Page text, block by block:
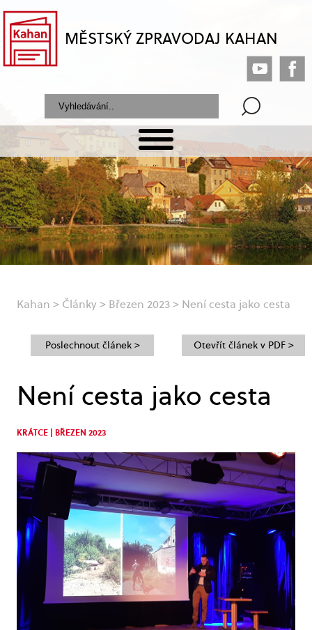
MĚSTSKÝ ZPRAVODAJ KAHAN
Kahan > Články> Březen 2023> Není cesta jako cesta
Není cesta jako cesta
KRÁTCE | BŘEZEN 2023
Poslechnout článek > Otevřít článek v PDF >